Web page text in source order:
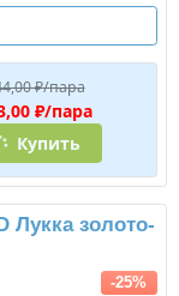
₽/пара
₽/пара
Купить
Лукка золото-
-25%